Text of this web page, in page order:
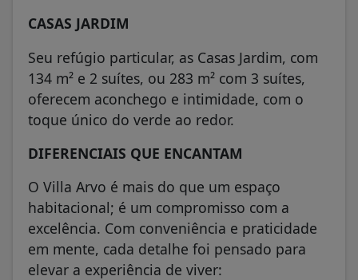
CASAS JARDIM
Seu refúgio particular, as Casas Jardim, com
134 m² e 2 suítes, ou 283 m² com 3 suítes,
oferecem aconchego e intimidade, com o
toque único do verde ao redor.
DIFERENCIAIS QUE ENCANTAM
O Villa Arvo é mais do que um espaço
habitacional; é um compromisso com a
excelência. Com conveniência e praticidade
em mente, cada detalhe foi pensado para
elevar a experiência de viver: